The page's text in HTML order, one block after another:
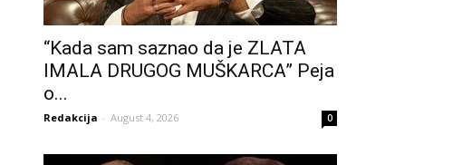
“Kada sam saznao da je ZLATA
IMALA DRUGOG MUŠKARCA” Peja
o...
Redakcija - August 4, 2026 0